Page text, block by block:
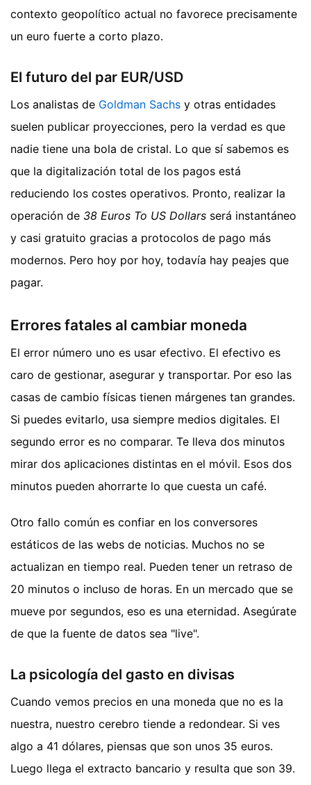
contexto geopolítico actual no favorece precisamente
un euro fuerte a corto plazo.
El futuro del par EUR/USD
Los analistas de Goldman Sachs y otras entidades
suelen publicar proyecciones, pero la verdad es que
nadie tiene una bola de cristal. Lo que sí sabemos es
que la digitalización total de los pagos está
reduciendo los costes operativos. Pronto, realizar la
operación de 38 Euros To US Dollars será instantáneo
y casi gratuito gracias a protocolos de pago más
modernos. Pero hoy por hoy, todavía hay peajes que
pagar.
Errores fatales al cambiar moneda
El error número uno es usar efectivo. El efectivo es
caro de gestionar, asegurar y transportar. Por eso las
casas de cambio físicas tienen márgenes tan grandes.
Si puedes evitarlo, usa siempre medios digitales. El
segundo error es no comparar. Te lleva dos minutos
mirar dos aplicaciones distintas en el móvil. Esos dos
minutos pueden ahorrarte lo que cuesta un café.
Otro fallo común es confiar en los conversores
estáticos de las webs de noticias. Muchos no se
actualizan en tiempo real. Pueden tener un retraso de
20 minutos o incluso de horas. En un mercado que se
mueve por segundos, eso es una eternidad. Asegúrate
de que la fuente de datos sea "live".
La psicología del gasto en divisas
Cuando vemos precios en una moneda que no es la
nuestra, nuestro cerebro tiende a redondear. Si ves
algo a 41 dólares, piensas que son unos 35 euros.
Luego llega el extracto bancario y resulta que son 39.